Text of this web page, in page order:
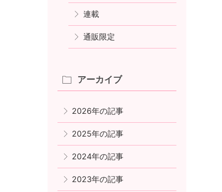
連載
通販限定
アーカイブ
2026年の記事
2025年の記事
2024年の記事
2023年の記事